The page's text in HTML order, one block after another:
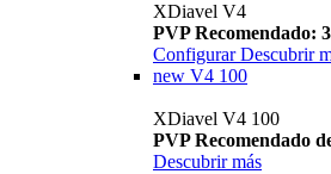
XDiavel V4
PVP Recomendado:
Configurar Descubrir
new V4 100
XDiavel V4 100
PVP Recomendado
Descubrir más